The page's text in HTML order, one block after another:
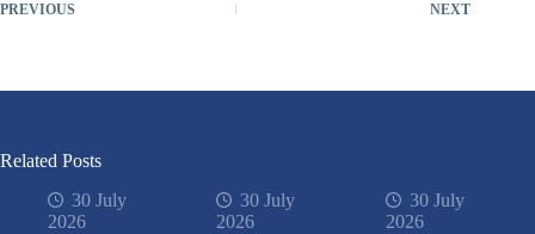
PREVIOUS NEXT
Related Posts
30 July
2026
30 July
2026
30 July
2026